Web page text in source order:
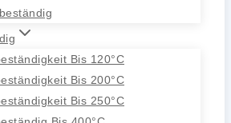
Bis 120°C
Bis 200°C
Bis 250°C